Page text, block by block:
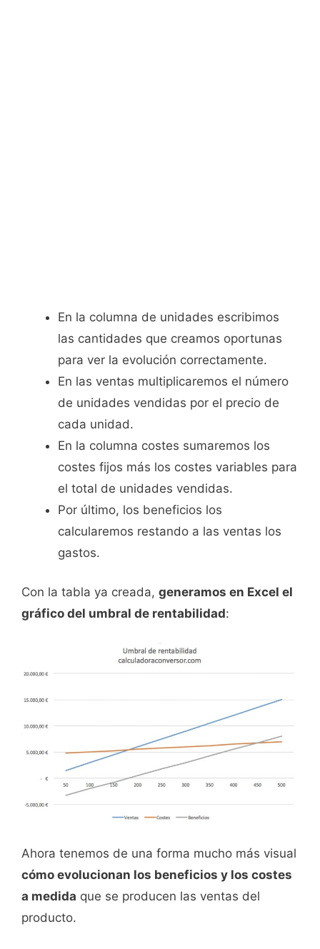
En la columna de unidades escribimos
las cantidades que creamos oportunas
para ver la evolución correctamente.
En las ventas multiplicaremos el número
de unidades vendidas por el precio de
cada unidad.
En la columna costes sumaremos los
costes fijos más los costes variables para
el total de unidades vendidas.
Por último, los beneficios los
calcularemos restando a las ventas los
gastos.
Con la tabla ya creada, generamos en Excel el
gráfico del umbral de rentabilidad:
Ahora tenemos de una forma mucho más visual
cómo evolucionan los beneficios y los costes
a medida que se producen las ventas del
producto.